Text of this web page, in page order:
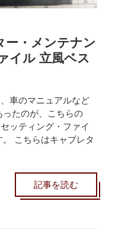
ー・メンテナン
イル 立風ベス
車のマニュアルなど
ったのが、こちらの
ッティング・ファイ
こちらはキャブレタ
記事を読む